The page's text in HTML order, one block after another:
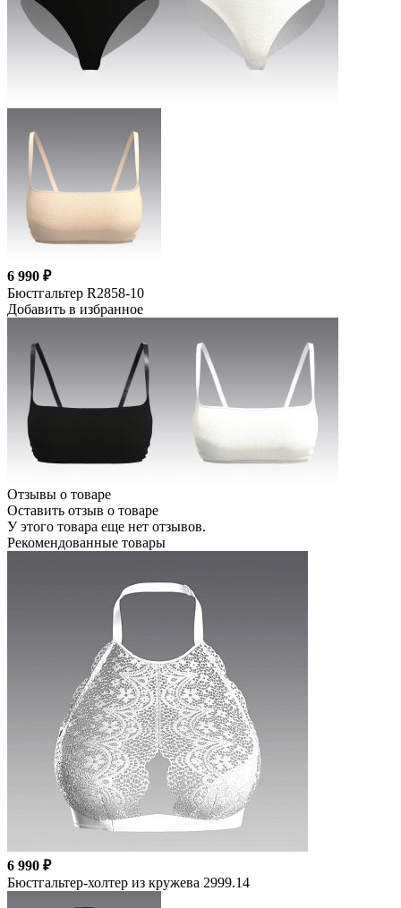
6 990 ₽
Бюстгальтер R2858-10
Добавить в избранное
Отзывы о товаре
Оставить отзыв о товаре
У этого товара еще нет отзывов.
Рекомендованные товары
6 990 ₽
Бюстгальтер-холтер из кружева 2999.14